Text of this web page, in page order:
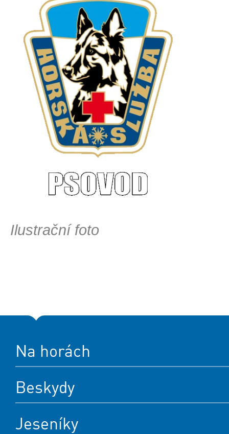
Ilustrační foto
Na horách
Beskydy
Jeseníky